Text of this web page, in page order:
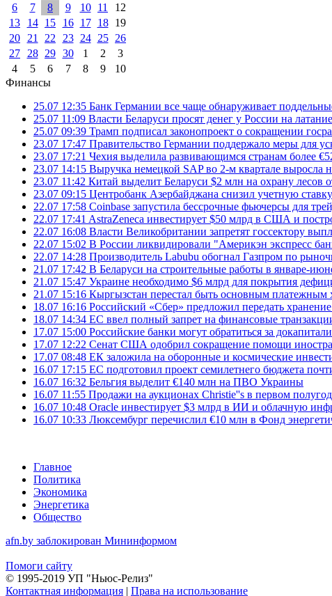
6
7 8 9 10 11
12
13
14 15 16 17 18
19
20
21 22 23 24 25
26
27
28 29 30 1 2
3
4
5 6 7 8 9
10
Финансы
25.07 12:35 Банк Германии все чаще обнаруживает
25.07 11:09 Власти Беларуси просят денег у России на
25.07 09:39 Трамп подписал законопроект о сокращении
23.07 17:47 Правительство Германии поддержало меры для
23.07 17:21 Чехия выделила развивающимся странам более
23.07 14:15 Выручка немецкой SAP во 2-м квартале выросла
23.07 11:42 Китай выделит Беларуси $2 млн на охрану лесов
23.07 09:15 Центробанк Азербайджана снизил учетную
22.07 17:58 Coinbase запустила бессрочные фьючерсы для
22.07 17:41 AstraZeneca инвестирует $50 млрд в США и
22.07 16:08 Власти Великобритании запретят госсектору
22.07 15:02 В России ликвидировали "Америкэн экспресс
22.07 14:28 Производитель Labubu обогнал Газпром по
21.07 17:42 В Беларуси на строительные работы в январе-
21.07 15:47 Украине необходимо $6 млрд для покрытия
21.07 15:16 Кыргызстан перестал быть основным платежным
18.07 16:16 Российский «Сбер» предложил передать
18.07 14:34 ЕС ввел полный запрет на финансовые
17.07 15:00 Российские банки могут обратиться за
17.07 12:22 Сенат США одобрил сокращение помощи
17.07 08:48 ЕК заложила на оборонные и космические
16.07 17:15 ЕС подготовил проект семилетнего бюджета
16.07 16:32 Бельгия выделит €140 млн на ПВО Украины
16.07 11:55 Продажи на аукционах Christie''s в первом
16.07 10:48 Oracle инвестирует $3 млрд в ИИ и облачную
16.07 10:33 Люксембург перечислил €10 млн в Фонд
Главное
Политика
Экономика
Энергетика
Общество
afn.by заблокирован Мининформом
Помоги сайту
© 1995-2019 УП "Ньюс-Релиз"
Контактная информация | Права на использование